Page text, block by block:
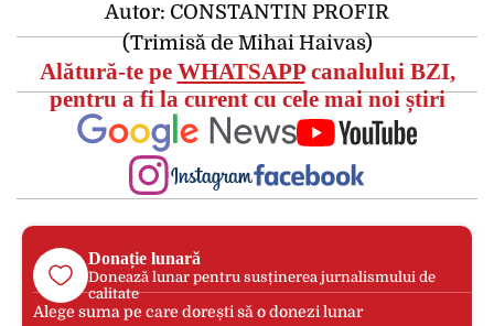
Autor: CONSTANTIN PROFIR
(Trimisă de Mihai Haivas)
Alătură-te pe WHATSAPPcanalului BZI,
pentru a fi la curent cu cele mai noi știri
Donație lunară
Donează lunar pentru susținerea jurnalismului de
calitate
Alege suma pe care dorești să o donezi lunar